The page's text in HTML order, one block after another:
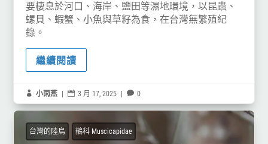
要棲息於河口、海岸、鹽田等濕地環境，以昆蟲、
螺貝、蝦蟹、小魚與草籽為食，在台灣無繁殖紀
錄。
繼續閱讀
 小雨燕 |  3 月 17, 2025 |  0
台灣的陸鳥 鶲科 Muscicapidae